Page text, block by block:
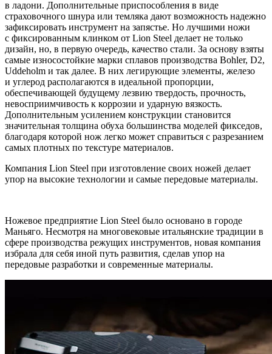
в ладони. Дополнительные приспособления в виде
страховочного шнура или темляка дают возможность надежно
зафиксировать инструмент на запястье. Но лучшими ножи
с фиксированным клинком от Lion Steel делает не только
дизайн, но, в первую очередь, качество стали. За основу взяты
самые износостойкие марки сплавов производства Bohler, D2,
Uddeholm и так далее. В них легирующие элементы, железо
и углерод располагаются в идеальной пропорции,
обеспечивающей будущему лезвию твердость, прочность,
невосприимчивость к коррозии и ударную вязкость.
Дополнительным усилением конструкции становится
значительная толщина обуха большинства моделей фикседов,
благодаря которой нож легко может справиться с разрезанием
самых плотных по текстуре материалов.
Компания Lion Steel при изготовление своих ножей делает
упор на высокие технологии и самые передовые материалы.
Ножевое предприятие Lion Steel было основано в городе
Маньяго. Несмотря на многовековые итальянские традиции в
сфере производства режущих инструментов, новая компания
избрала для себя иной путь развития, сделав упор на
передовые разработки и современные материалы.